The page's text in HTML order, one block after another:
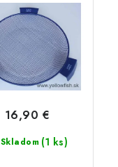
Skladom (1 ks)
16,90 €